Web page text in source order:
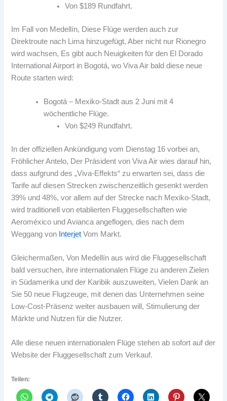
Von $189 Rundfahrt.
Im Fall von Medellín, Diese Flüge werden auch zur
Direktroute nach Lima hinzugefügt, Aber nicht nur Rionegro
wird wachsen, Es gibt auch Neuigkeiten für den El Dorado
International Airport in Bogotá, wo Viva Air bald diese neue
Route starten wird:
Bogotá – Mexiko-Stadt aus 2 Juni mit 4
wöchentliche Flüge.
Von $249 Rundfahrt.
In der offiziellen Ankündigung vom Dienstag 16 vorbei an,
Fröhlicher Antelo, Der Präsident von Viva Air wies darauf hin,
dass aufgrund des „Viva-Effekts“ zu erwarten sei, dass die
Tarife auf diesen Strecken zwischenzeitlich gesenkt werden
39% und 48%, vor allem auf der Strecke nach Mexiko-Stadt,
wird traditionell von etablierten Fluggesellschaften wie
Aeroméxico und Avianca angeflogen, dies nach dem
Weggang von Interjet Vom Markt.
Gleichermaßen, Von Medellín aus wird die Fluggesellschaft
bald versuchen, ihre internationalen Flüge zu anderen Zielen
in Südamerika und der Karibik auszuweiten, Vielen Dank an
Sie 50 neue Flugzeuge, mit denen das Unternehmen seine
Low-Cost-Präsenz weiter ausbauen will, Stimulierung der
Märkte und Nutzen für die Nutzer.
Alle diese neuen internationalen Flüge stehen ab sofort auf der
Website der Fluggesellschaft zum Verkauf.
Teilen: